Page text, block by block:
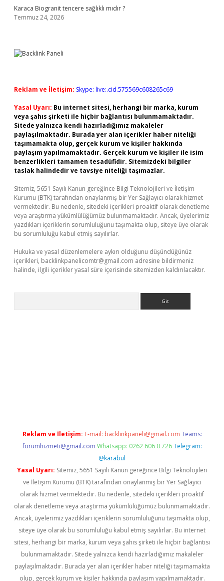
Karaca Biogranit tencere sağlıklı mıdır ?
Temmuz 24, 2026
Reklam ve İletişim: Skype: live:.cid.575569c608265c69
Yasal Uyarı: Bu internet sitesi, herhangi bir marka, kurum
veya şahıs şirketi ile hiçbir bağlantısı bulunmamaktadır.
Sitede yalnızca kendi hazırladığımız makaleler
paylaşılmaktadır. Burada yer alan içerikler haber niteliği
taşımamakta olup, gerçek kurum ve kişiler hakkında
paylaşım yapılmamaktadır. Gerçek kurum ve kişiler ile isim
benzerlikleri tamamen tesadüfidir. Sitemizdeki bilgiler
taslak halindedir ve tavsiye niteliği taşımazlar.
Sitemiz, 5651 Sayılı Kanun gereğince Bilgi Teknolojileri ve İletişim
Kurumu (BTK) tarafından onaylanmış bir Yer Sağlayıcı olarak hizmet
vermektedir. Bu nedenle, sitedeki içerikleri proaktif olarak denetleme
veya araştırma yükümlülüğümüz bulunmamaktadır. Ancak, üyelerimiz
yazdıkları içeriklerin sorumluluğunu taşımakta olup, siteye üye olarak
bu sorumluluğu kabul etmiş sayılırlar.
Hukuka ve yasal düzenlemelere aykırı olduğunu düşündüğünüz
içerikleri, backlinkpanelicomtr@gmail.com adresine bildirmeniz
halinde, ilgili içerikler yasal süre içerisinde sitemizden kaldırılacaktır.
Reklam ve İletişim: E-mail: backlinkpaneli@gmail.com Teams:
forumhizmeti@gmail.com Whatsapp: 0262 606 0 726 Telegram:
@karabul
Yasal Uyarı: Sitemiz, 5651 Sayılı Kanun gereğince Bilgi Teknolojileri
ve İletişim Kurumu (BTK) tarafından onaylanmış bir Yer Sağlayıcı
olarak hizmet vermektedir. Bu nedenle, sitedeki içerikleri proaktif
olarak denetleme veya araştırma yükümlülüğümüz bulunmamaktadır.
Ancak, üyelerimiz yazdıkları içeriklerin sorumluluğunu taşımakta olup,
siteye üye olarak bu sorumluluğu kabul etmiş sayılırlar. Bu internet
sitesi, herhangi bir marka, kurum veya şahıs şirketi ile hiçbir bağlantısı
bulunmamaktadır. Sitede yalnızca kendi hazırladığımız makaleler
paylaşılmaktadır. Burada yer alan içerikler haber niteliği taşımamakta
olup, gerçek kurum ve kişiler hakkında paylaşım yapılmamaktadır.